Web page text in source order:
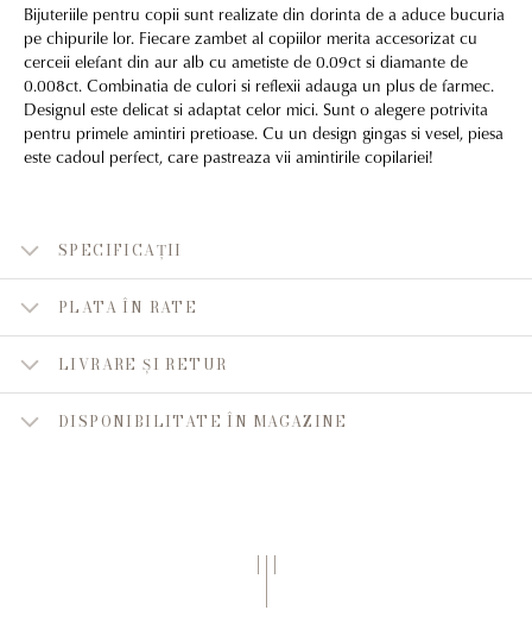
Bijuteriile pentru copii sunt realizate din dorinta de a aduce bucuria
pe chipurile lor. Fiecare zambet al copiilor merita accesorizat cu
cerceii elefant din aur alb cu ametiste de 0.09ct si diamante de
0.008ct. Combinatia de culori si reflexii adauga un plus de farmec.
Designul este delicat si adaptat celor mici. Sunt o alegere potrivita
pentru primele amintiri pretioase. Cu un design gingas si vesel, piesa
este cadoul perfect, care pastreaza vii amintirile copilariei!
SPECIFICAȚII
PLATA ÎN RATE
LIVRARE ȘI RETUR
DISPONIBILITATE ÎN MAGAZINE